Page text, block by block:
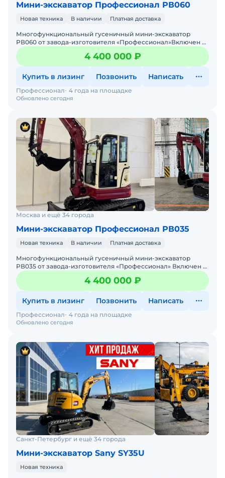
Мини-экскаватор Профессионал РВ060
Новая техника В наличии Платная доставка
Многофункциональный гусеничный мини-экскаватор
РВ060 от завода-изготовителя «Профессионал»Включен в
реестр Российской промышленной продукции. Может
4 400 000 ₽
Купить в лизинг Позвонить Написать
Обновлено сегодня
Профессионал 4 года на площадке
Москва и ещё 34 города
Мини-экскаватор Профессионал РВ035
Новая техника В наличии Платная доставка
Многофункциональный гусеничный мини-экскаватор
РВ035 от завода-изготовителя «Профессионал» Включен в
реестр Российской промышленной продукции. Може
4 400 000 ₽
Купить в лизинг Позвонить Написать
Обновлено сегодня
Профессионал 4 года на площадке
Санкт-Петербург и ещё 34 города
Мини-экскаватор Sany SY35U
Новая техника